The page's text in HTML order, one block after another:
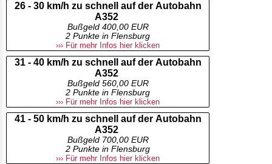
26 - 30 km/h zu schnell auf der Autobahn
A352
Bußgeld 400,00 EUR
2 Punkte in Flensburg
››› Für mehr Infos hier klicken
31 - 40 km/h zu schnell auf der Autobahn
A352
Bußgeld 560,00 EUR
2 Punkte in Flensburg
››› Für mehr Infos hier klicken
41 - 50 km/h zu schnell auf der Autobahn
A352
Bußgeld 700,00 EUR
2 Punkte in Flensburg
››› Für mehr Infos hier klicken